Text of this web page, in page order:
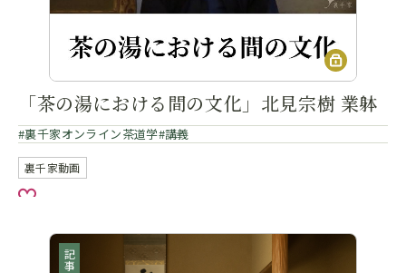
「茶の湯における間の文化」北見宗樹 業躰
裏千家オンライン茶道学 講義
裏千家動画
お気に入り
記事